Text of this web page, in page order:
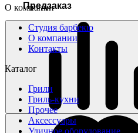
Предзаказ
О компании
Студия барбекю
О компании
Контакты
Каталог
Грили
Гриль-кухни
Прочее
Аксессуары
Уличное оборудование